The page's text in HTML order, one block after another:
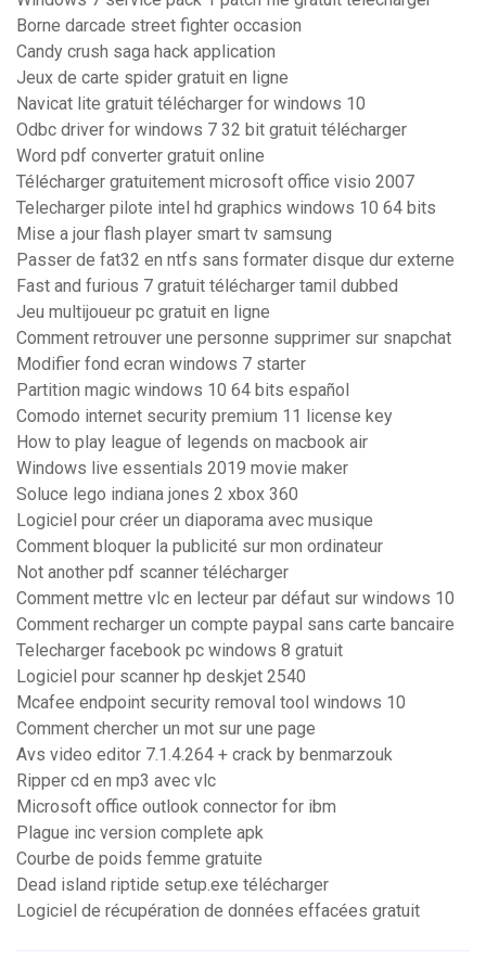
Borne darcade street fighter occasion
Candy crush saga hack application
Jeux de carte spider gratuit en ligne
Navicat lite gratuit télécharger for windows 10
Odbc driver for windows 7 32 bit gratuit télécharger
Word pdf converter gratuit online
Télécharger gratuitement microsoft office visio 2007
Telecharger pilote intel hd graphics windows 10 64 bits
Mise a jour flash player smart tv samsung
Passer de fat32 en ntfs sans formater disque dur externe
Fast and furious 7 gratuit télécharger tamil dubbed
Jeu multijoueur pc gratuit en ligne
Comment retrouver une personne supprimer sur snapchat
Modifier fond ecran windows 7 starter
Partition magic windows 10 64 bits español
Comodo internet security premium 11 license key
How to play league of legends on macbook air
Windows live essentials 2019 movie maker
Soluce lego indiana jones 2 xbox 360
Logiciel pour créer un diaporama avec musique
Comment bloquer la publicité sur mon ordinateur
Not another pdf scanner télécharger
Comment mettre vlc en lecteur par défaut sur windows 10
Comment recharger un compte paypal sans carte bancaire
Telecharger facebook pc windows 8 gratuit
Logiciel pour scanner hp deskjet 2540
Mcafee endpoint security removal tool windows 10
Comment chercher un mot sur une page
Avs video editor 7.1.4.264 + crack by benmarzouk
Ripper cd en mp3 avec vlc
Microsoft office outlook connector for ibm
Plague inc version complete apk
Courbe de poids femme gratuite
Dead island riptide setup.exe télécharger
Logiciel de récupération de données effacées gratuit